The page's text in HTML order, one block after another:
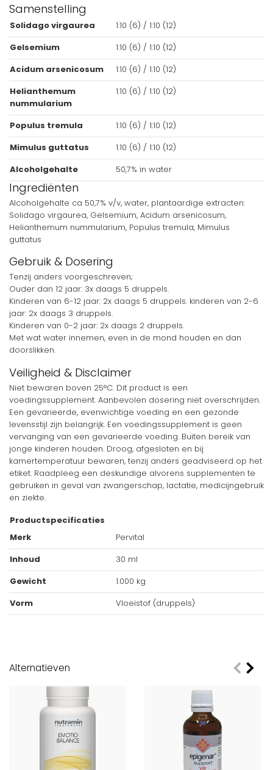
Samenstelling
Solidago virgaurea
1:10 (6) / 1:10 (12)
Gelsemium
1:10 (6) / 1:10 (12)
Acidum arsenicosum
1:10 (6) / 1:10 (12)
Helianthemum
nummularium
1:10 (6) / 1:10 (12)
Populus tremula
1:10 (6) / 1:10 (12)
Mimulus guttatus
1:10 (6) / 1:10 (12)
Alcoholgehalte
50,7% in water
Ingrediënten
Alcoholgehalte ca 50,7% v/v, water, plantaardige extracten:
Solidago virgaurea, Gelsemium, Acidum arsenicosum,
Helianthemum nummularium, Populus tremula, Mimulus
guttatus
Gebruik & Dosering
Tenzij anders voorgeschreven;
Ouder dan 12 jaar: 3x daags 5 druppels.
Kinderen van 6-12 jaar: 2x daags 5 druppels. kinderen van 2-6
jaar: 2x daags 3 druppels.
Kinderen van 0-2 jaar: 2x daags 2 druppels.
Met wat water innemen, even in de mond houden en dan
doorslikken.
Veiligheid & Disclaimer
Niet bewaren boven 25°C. Dit product is een
voedingssupplement. Aanbevolen dosering niet overschrijden.
Een gevarieerde, evenwichtige voeding en een gezonde
levensstijl zijn belangrijk. Een voedingssupplement is geen
vervanging van een gevarieerde voeding. Buiten bereik van
jonge kinderen houden. Droog, afgesloten en bij
kamertemperatuur bewaren, tenzij anders geadviseerd op het
etiket. Raadpleeg een deskundige alvorens supplementen te
gebruiken in geval van zwangerschap, lactatie, medicijngebruik
en ziekte.
Productspecificaties
Merk
Pervital
Inhoud
30 ml
Gewicht
1.000 kg
Vorm
Vloeistof (druppels)
Alternatieven